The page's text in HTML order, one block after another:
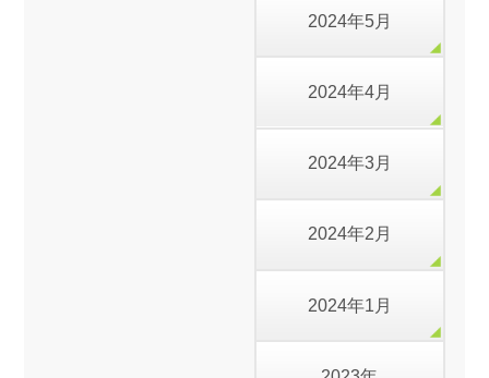
2024年5月
2024年4月
2024年3月
2024年2月
2024年1月